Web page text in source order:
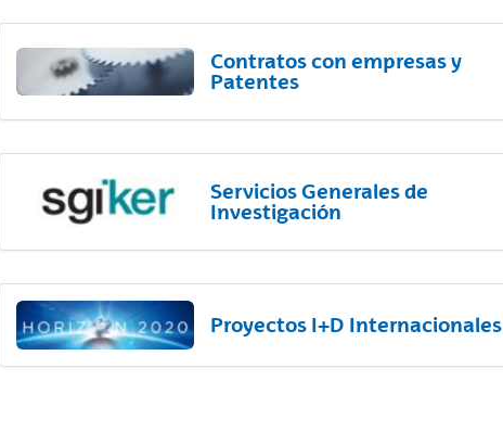
Contratos con empresas y
Patentes
Servicios Generales de
Investigación
Proyectos I+D Internacionales